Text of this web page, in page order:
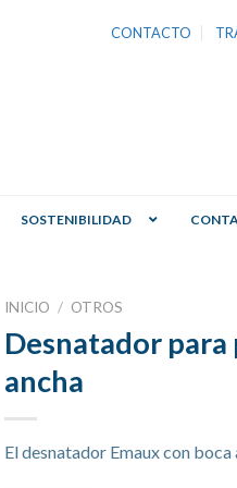
CONTACTO
SOSTENIBILIDAD
INICIO / OTROS
Desnatador para
ancha
El desnatador Emaux con boca